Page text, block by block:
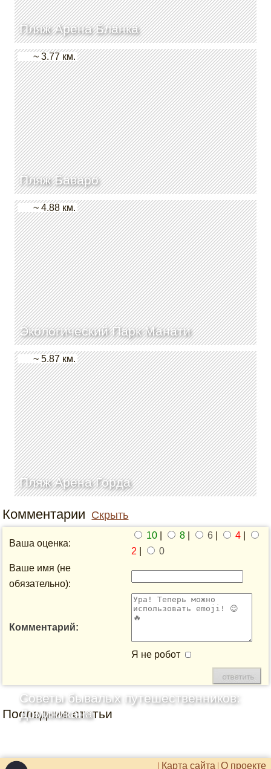
Пляж Арена Бланка
Пляж Баваро
~ 3.77 км.
Экологический Парк Манати
~ 4.88 км.
Пляж Арена Горда
~ 5.87 км.
Комментарии Скрыть
Ваша оценка:
10 8 6 4
2
0
Ваше имя (не
обязательно):
Комментарий:
Я не робот
Последние статьи
Советы бывалых путешественников:
Доминикана
О проекте
Карта сайта